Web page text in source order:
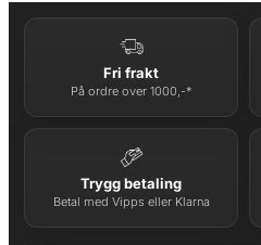
Fri frakt
På ordre over 1000,-*
Trygg betaling
Betal med Vipps eller Klarna